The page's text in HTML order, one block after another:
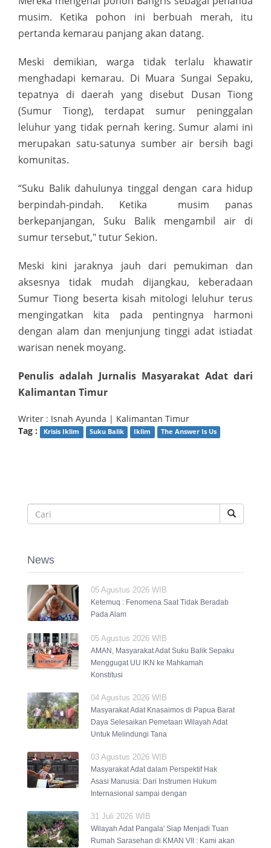
musim. Ketika pohon ini berbuah merah, itu
pertanda kemarau panjang akan datang.
Meski demikian, warga tidak terlalu khawatir
menghadapi kemarau. Di Muara Sungai Sepaku,
tepatnya di daerah yang disebut Dusan Tiong
(Sumur Tiong), terdapat sumur peninggalan
leluhur yang tidak pernah kering. Sumur alami ini
merupakan satu-satunya sumber air bersih bagi
komunitas.
“Suku Balik dahulunya tinggal dengan cara hidup
berpindah-pindah.
Ketika musim panas
berkepanjangan, Suku Balik mengambil air di
sumur tersebut," tutur Sekion.
Meski kini jaraknya jauh dari pemukiman dan
aksesnya tidak mudah dijangkau, keberadaan
Sumur Tiong beserta kisah mitologi leluhur terus
mengingatkan kita pada pentingnya harmoni
dengan alam dan menjunjung tinggi adat istiadat
warisan nenek moyang.
Penulis adalah Jurnalis Masyarakat Adat dari
Kalimantan Timur
Writer : Isnah Ayunda | Kalimantan Timur
Tag :
Krisis Iklim Suku Balik Iklim The Answer Is Us
News
05 Agustus 2026 WIB
Ketemuq : Fenomena Saat Tidak Beradab
Pada Alam
05 Agustus 2026 WIB
AMAN, Masyarakat Adat Suku Balik Sepaku
Menggugat UU IKN ke Mahkamah
Konstitusi
04 Agustus 2026 WIB
Masyarakat Adat Knasaimos di Papua Barat
Daya Selesaikan Pemetaan Wilayah Adat
Untuk Melindungi Tana
03 Agustus 2026 WIB
Masyarakat Adat dalam Perspektif Hak
Asasi Manusia: Dari Instrumen Hukum
Internasional sampai dengan
31 Juli 2026 WIB
Wilayah Adat Pangala' Siap Menjadi Tuan
Rumah Sarasehan di KMAN VII : Kami akan